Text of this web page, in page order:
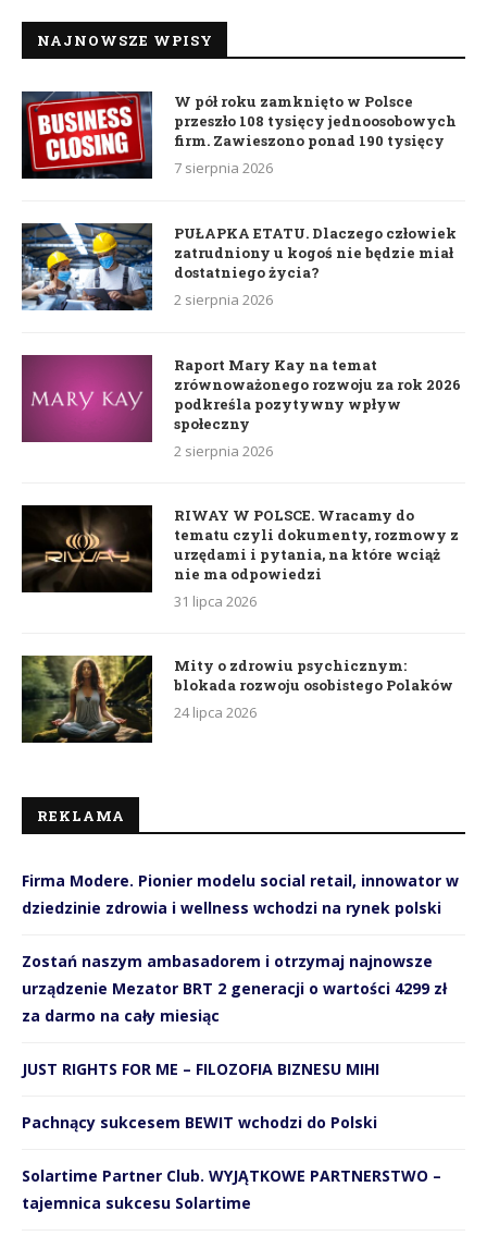
NAJNOWSZE WPISY
W pół roku zamknięto w Polsce
przeszło 108 tysięcy jednoosobowych
firm. Zawieszono ponad 190 tysięcy
7 sierpnia 2026
PUŁAPKA ETATU. Dlaczego człowiek
zatrudniony u kogoś nie będzie miał
dostatniego życia?
2 sierpnia 2026
Raport Mary Kay na temat
zrównoważonego rozwoju za rok 2026
podkreśla pozytywny wpływ
społeczny
2 sierpnia 2026
RIWAY W POLSCE. Wracamy do
tematu czyli dokumenty, rozmowy z
urzędami i pytania, na które wciąż
nie ma odpowiedzi
31 lipca 2026
Mity o zdrowiu psychicznym:
blokada rozwoju osobistego Polaków
24 lipca 2026
REKLAMA
Firma Modere. Pionier modelu social retail, innowator w
dziedzinie zdrowia i wellness wchodzi na rynek polski
Zostań naszym ambasadorem i otrzymaj najnowsze
urządzenie Mezator BRT 2 generacji o wartości 4299 zł
za darmo na cały miesiąc
JUST RIGHTS FOR ME – FILOZOFIA BIZNESU MIHI
Pachnący sukcesem BEWIT wchodzi do Polski
Solartime Partner Club. WYJĄTKOWE PARTNERSTWO –
tajemnica sukcesu Solartime